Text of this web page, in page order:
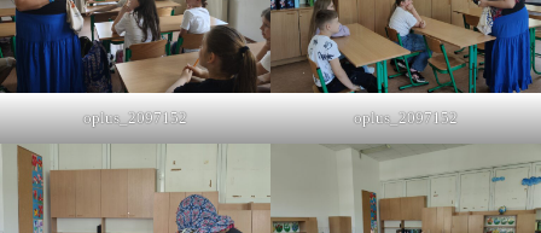
oplus_2097152 oplus_2097152